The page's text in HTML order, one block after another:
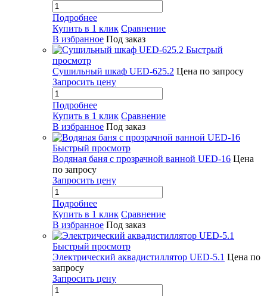
Подробнее
Купить в 1 клик Сравнение
В избранное Под заказ
Быстрый
просмотр
Сушильный шкаф UED-625.2 Цена по запросу
Запросить цену
Подробнее
Купить в 1 клик Сравнение
В избранное Под заказ
Быстрый просмотр
Водяная баня с прозрачной ванной UED-16 Цена
по запросу
Запросить цену
Подробнее
Купить в 1 клик Сравнение
В избранное Под заказ
Быстрый просмотр
Электрический аквадистиллятор UED-5.1 Цена по
запросу
Запросить цену